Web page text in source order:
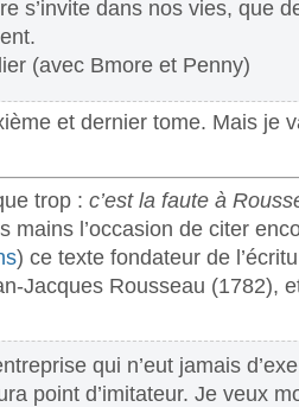
s’invite dans nos vies, que
(avec Bmore et Penny)
et dernier tome. Mais je
trop : c’est la faute à
mains l’occasion de citer
) ce texte fondateur de
Jacques Rousseau (1782),
qui n’eut jamais
point d’imitateur. Je veux